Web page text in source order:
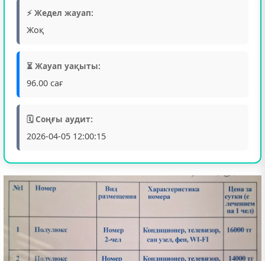
⚡ Жедел жауап:
Жоқ
⏳ Жауап уақыты:
96.00 сағ
🗓️ Соңғы аудит:
2026-04-05 12:00:15